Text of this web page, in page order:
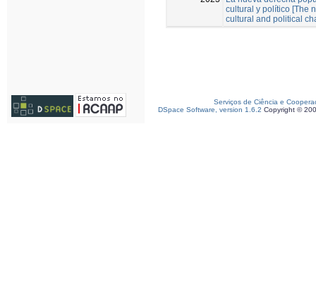
cultural y político [The
cultural and political
Serviços de Ciência e
DSpace Software, version 1.6.2 Copyright ©